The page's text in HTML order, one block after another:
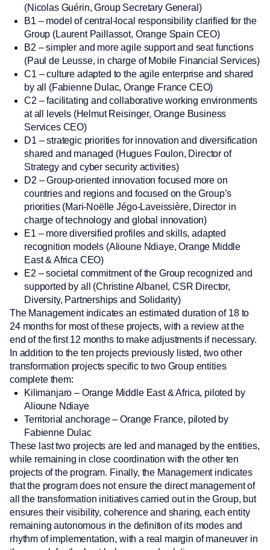
(Nicolas Guérin, Group Secretary General)
B1 – model of central-local responsibility clarified for the
Group (Laurent Paillassot, Orange Spain CEO)
B2 – simpler and more agile support and seat functions
(Paul de Leusse, in charge of Mobile Financial Services)
C1 – culture adapted to the agile enterprise and shared
by all (Fabienne Dulac, Orange France CEO)
C2 – facilitating and collaborative working environments
at all levels (Helmut Reisinger, Orange Business
Services CEO)
D1 – strategic priorities for innovation and diversification
shared and managed (Hugues Foulon, Director of
Strategy and cyber security activities)
D2 – Group-oriented innovation focused more on
countries and regions and focused on the Group’s
priorities (Mari-Noëlle Jégo-Laveissière, Director in
charge of technology and global innovation)
E1 – more diversified profiles and skills, adapted
recognition models (Alioune Ndiaye, Orange Middle
East & Africa CEO)
E2 – societal commitment of the Group recognized and
supported by all (Christine Albanel, CSR Director,
Diversity, Partnerships and Solidarity)
The Management indicates an estimated duration of 18 to
24 months for most of these projects, with a review at the
end of the first 12 months to make adjustments if necessary.
In addition to the ten projects previously listed, two other
transformation projects specific to two Group entities
complete them:
Kilimanjaro – Orange Middle East & Africa, piloted by
Alioune Ndiaye
Territorial anchorage – Orange France, piloted by
Fabienne Dulac
These last two projects are led and managed by the entities,
while remaining in close coordination with the other ten
projects of the program. Finally, the Management indicates
that the program does not ensure the direct management of
all the transformation initiatives carried out in the Group, but
ensures their visibility, coherence and sharing, each entity
remaining autonomous in the definition of its modes and
rhythm of implementation, with a real margin of maneuver in